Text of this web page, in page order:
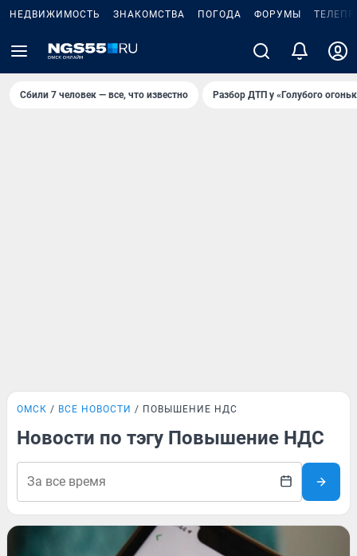
НЕДВИЖИМОСТЬ ЗНАКОМСТВА ПОГОДА ФОРУМЫ
Сбили 7 человек — все, что известно Разбор ДТП у «Голубого
ОМСК ВСЕ НОВОСТИ ПОВЫШЕНИЕ НДС
Новости по тэгу Повышение НДС